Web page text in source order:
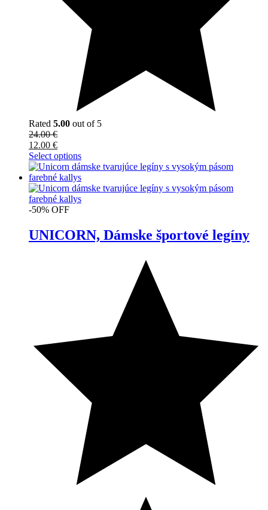
Rated 5.00 out of 5
24.00€
12.00 €
Select options
-50% OFF
UNICORN, Dámske športové legíny